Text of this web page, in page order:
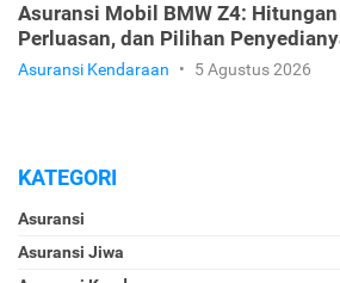
Asuransi Mobil BMW Z4:
Perluasan, dan Pilihan
Asuransi Kendaraan • 5 Agustus 2026
KATEGORI
Asuransi
Asuransi Jiwa